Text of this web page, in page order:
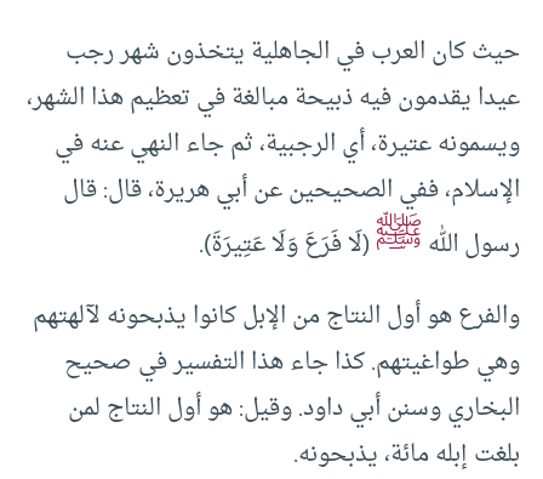
حيث كان العرب في الجاهلية يتخذون شهر رجب
عيدا يقدمون فيه ذبيحة مبالغة في تعظيم هذا الشهر،
ويسمونه عتيرة، أي الرجبية، ثم جاء النهي عنه في
الإسلام، ففي الصحيحين عن أبي هريرة، قال: قال
رسول اللهﷺ(لَا فَرَعَ وَلَا ‌عَتِيرَةَ).
والفرع هو أول النتاج من الإبل كانوا يذبحونه لآلهتهم
وهي طواغيتهم. كذا جاء هذا التفسير في صحيح
البخاري وسنن أبي داود. وقيل: هو أول النتاج لمن
بلغت إبله مائة، يذبحونه.